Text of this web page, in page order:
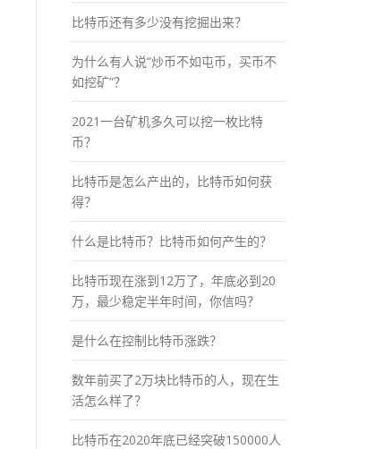
比特币还有多少没有挖掘出来？
为什么有人说“炒币不如屯币，买币不
如挖矿”？
2021一台矿机多久可以挖一枚比特
币？
比特币是怎么产出的，比特币如何获
得？
什么是比特币？比特币如何产生的？
比特币现在涨到12万了，年底必到20
万，最少稳定半年时间，你信吗？
是什么在控制比特币涨跌？
数年前买了2万块比特币的人，现在生
活怎么样了？
比特币在2020年底已经突破150000人